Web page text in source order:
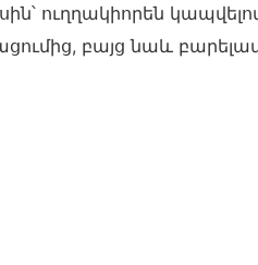
ուղղակիորեն
բայց նաև